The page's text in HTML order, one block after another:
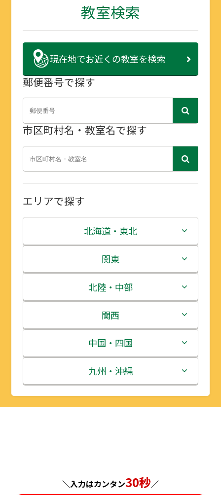
教室検索
現在地でお近くの教室を検索
郵便番号で探す
市区町村名・教室名で探す
エリアで探す
北海道・東北
北海道
青森県
岩手県
宮城県
秋田県
山形県
関東
茨城県
栃木県
群馬県
埼玉県
千葉県
北陸・中部
新潟県
富山県
石川県
福井県
岐阜県
関西
三重県
滋賀県
京都府
奈良県
中国・四国
鳥取県
島根県
山口県
九州・沖縄
福岡県
熊本県
＼入力はカンタン30秒／